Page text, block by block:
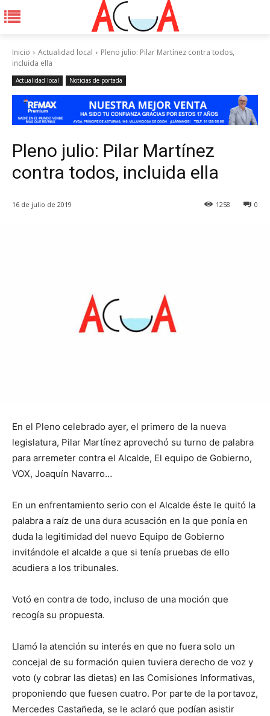
Inicio Actualidad local
Pleno julio: Pilar Martínez contra todos,
incluida ella
Actualidad local Noticias de portada
Pleno julio: Pilar Martínez
contra todos, incluida ella
16 de julio de 2019 0
1258
En el Pleno celebrado ayer, el primero de la nueva
legislatura, Pilar Martínez aprovechó su turno de palabra
para arremeter contra el Alcalde, El equipo de Gobierno,
VOX, Joaquín Navarro…
En un enfrentamiento serio con el Alcalde éste le quitó la
palabra a raíz de una dura acusación en la que ponía en
duda la legitimidad del nuevo Equipo de Gobierno
invitándole el alcalde a que si tenía pruebas de ello
acudiera a los tribunales.
Votó en contra de todo, incluso de una moción que
recogía su propuesta.
Llamó la atención su interés en que no fuera solo un
concejal de su formación quien tuviera derecho de voz y
voto (y cobrar las dietas) en las Comisiones Informativas,
proponiendo que fuesen cuatro. Por parte de la portavoz,
Mercedes Castañeda, se le aclaró que podían asistir